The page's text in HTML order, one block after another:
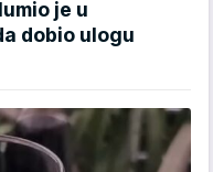
je u
dobio ulogu